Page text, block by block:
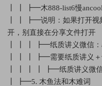
┃ ┃ ┣━木888-list6慢
┃ ┃ ┣━说明：如果打开视
开，别直接在分享文件打开
┃ ┃ ┃ ┣━纸质讲义微信：
┃ ┃ ┃ ┣━需要纸质讲义＋
┃ ┃ ┃ ┃ ┣━纸质讲义微信
┃ ┣━5. 木鱼法和木难词